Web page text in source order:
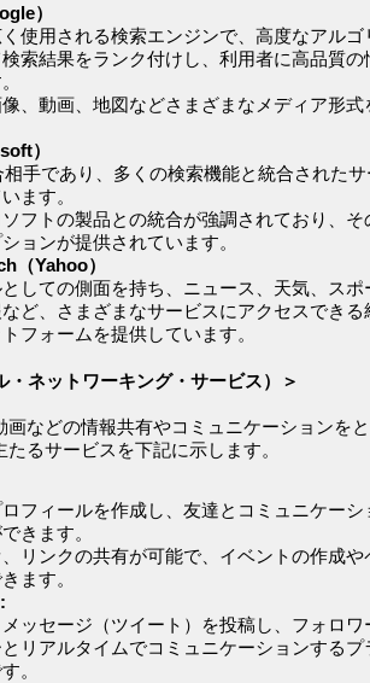
）
使用される検索エンジンで、高度なアルゴ
索結果をランク付けし、利用者に高品質の
、動画、地図などさまざまなメディア形式
）
相手であり、多くの検索機能と統合された
ます。
フトの製品との統合が強調されており、そ
ョンが提供されています。
（Yahoo）
しての側面を持ち、ニュース、天気、スポ
ど、さまざまなサービスにアクセスできる
フォームを提供しています。
・ネットワーキング・サービス）＞
画などの情報共有やコミュニケーションを
るサービスを下記に示します。
フィールを作成し、友達とコミュニケーシ
きます。
リンクの共有が可能で、イベントの作成や
ます。
ッセージ（ツイート）を投稿し、フォロワ
リアルタイムでコミュニケーションするプ
。